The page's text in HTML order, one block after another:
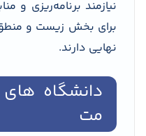
نیازمند برنامه‌ریزی
برای بخش زیست و منطق
نهایی دارند.
دانشگاه های
مت